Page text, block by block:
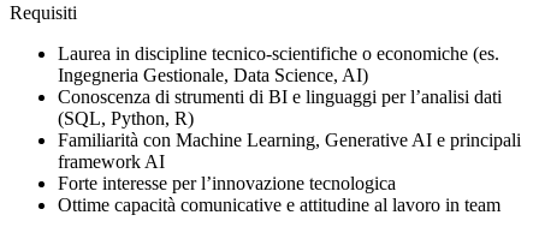
Requisiti
Laurea in discipline tecnico-scientifiche o economiche (es.
Ingegneria Gestionale, Data Science, AI)
Conoscenza di strumenti di BI e linguaggi per l’analisi dati
(SQL, Python, R)
Familiarità con Machine Learning, Generative AI e principali
framework AI
Forte interesse per l’innovazione tecnologica
Ottime capacità comunicative e attitudine al lavoro in team